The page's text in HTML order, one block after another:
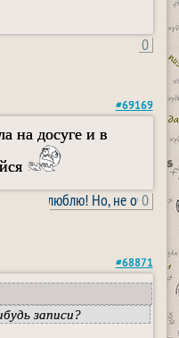
0
#69169
на досуге и в
всех люблю! Но, не очень!!
0
#68871
записи?